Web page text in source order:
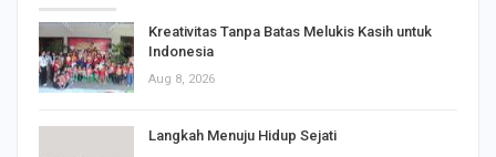
Kreativitas Tanpa Batas Melukis Kasih untuk
Indonesia
Aug 8, 2026
Langkah Menuju Hidup Sejati